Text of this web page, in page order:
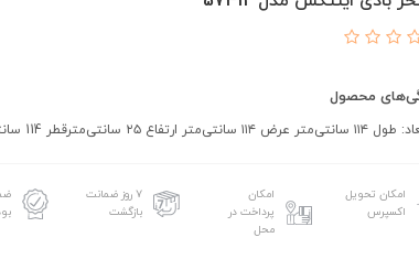
محصول
سانتی‌متر عرض ۱۱۴ سانتی‌متر ارتفاع ۲۵ سانتی‌مترقطر 114 سانتی
امکان تحویل
اکسپرس
امکان
پرداخت در
محل
۷ روز ضمانت
بازگشت